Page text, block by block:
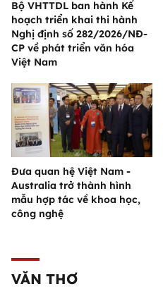
Bộ VHTTDL ban hành Kế
hoạch triển khai thi hành
Nghị định số 282/2026/NĐ-
CP về phát triển văn hóa
Việt Nam
Đưa quan hệ Việt Nam -
Australia trở thành hình
mẫu hợp tác về khoa học,
công nghệ
VĂN THƠ